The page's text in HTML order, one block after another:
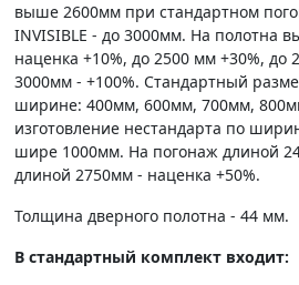
выше 2600мм при стандартном
INVISIBLE - до 3000мм. На полотна
наценка +10%, до 2500 мм +30%, до
3000мм - +100%. Стандартный
ширине: 400мм, 600мм, 700мм,
изготовление нестандарта по
шире 1000мм. На погонаж длиной
длиной 2750мм - наценка +50%.
Толщина дверного полотна - 44 мм.
В стандартный комплект входит: